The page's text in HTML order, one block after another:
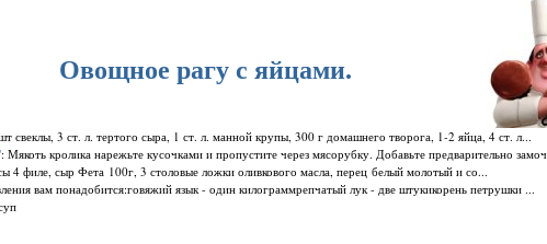
Овощное рагу с яйцами.
свеклы, 3 ст. л. тертого сыра, 1 ст. л. манной крупы, 300 г домашнего творога, 1-2 яйца, 4 ст. л...
: Мякоть кролика нарежьте кусочками и пропустите через мясорубку. Добавьте предварительно
4 филе, сыр Фета 100г, 3 столовые ложки оливкового масла, перец белый молотый и со...
вам понадобится:говяжий язык - один килограммрепчатый лук - две штукикорень петрушки ...